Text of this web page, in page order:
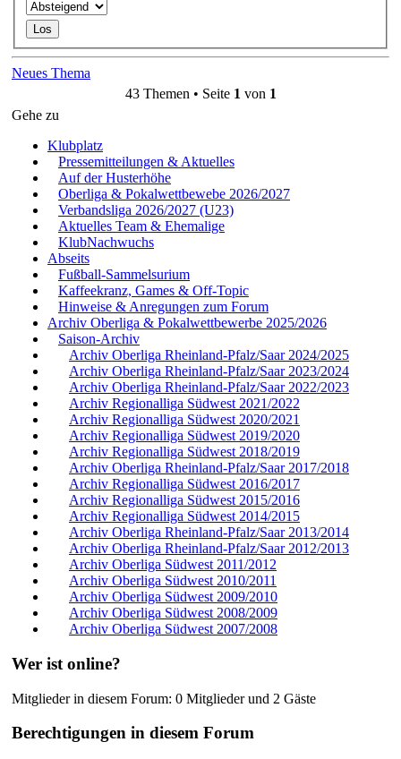
Neues Thema
43 Themen • Seite 1 von 1
Gehe zu
Klubplatz
Pressemitteilungen & Aktuelles
Auf der Husterhöhe
Oberliga & Pokalwettbewebe 2026/2027
Verbandsliga 2026/2027 (U23)
Aktuelles Team & Ehemalige
KlubNachwuchs
Abseits
Fußball-Sammelsurium
Kaffeekranz, Games & Off-Topic
Hinweise & Anregungen zum Forum
Archiv Oberliga & Pokalwettbewerbe 2025/2026
Saison-Archiv
Archiv Oberliga Rheinland-Pfalz/Saar 2024/2025
Archiv Oberliga Rheinland-Pfalz/Saar 2023/2024
Archiv Oberliga Rheinland-Pfalz/Saar 2022/2023
Archiv Regionalliga Südwest 2021/2022
Archiv Regionalliga Südwest 2020/2021
Archiv Regionalliga Südwest 2019/2020
Archiv Regionalliga Südwest 2018/2019
Archiv Oberliga Rheinland-Pfalz/Saar 2017/2018
Archiv Regionalliga Südwest 2016/2017
Archiv Regionalliga Südwest 2015/2016
Archiv Regionalliga Südwest 2014/2015
Archiv Oberliga Rheinland-Pfalz/Saar 2013/2014
Archiv Oberliga Rheinland-Pfalz/Saar 2012/2013
Archiv Oberliga Südwest 2011/2012
Archiv Oberliga Südwest 2010/2011
Archiv Oberliga Südwest 2009/2010
Archiv Oberliga Südwest 2008/2009
Archiv Oberliga Südwest 2007/2008
Wer ist online?
Mitglieder in diesem Forum: 0 Mitglieder und 2 Gäste
Berechtigungen in diesem Forum